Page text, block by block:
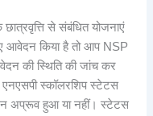
से संबंधित योजनाएं
आवेदन किया है तो आप NSP
की स्थिति की जांच कर
स्कॉलरशिप स्टेटस
अप्रूव हुआ या नहीं। स्टेटस